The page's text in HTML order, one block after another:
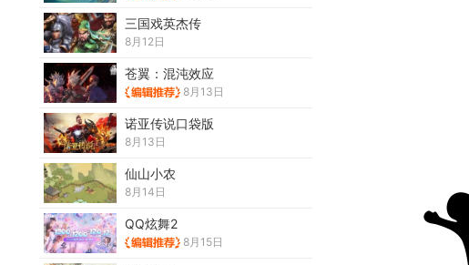
三国戏英杰传
8月12日
苍翼：混沌效应
8月13日
诺亚传说口袋版
8月13日
仙山小农
8月14日
QQ炫舞2
8月15日